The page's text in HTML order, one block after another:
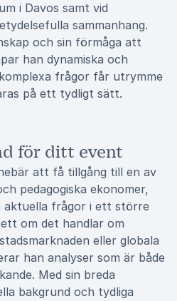
i Davos samt vid
sammanhang.
och sin förmåga att
han dynamiska och
frågor får utrymme
på ett tydligt sätt.
för ditt event
att få tillgång till en av
pedagogiska ekonomer,
aktuella frågor i ett större
om det handlar om
eller globala
han analyser som är både
Med sin breda
bakgrund och tydliga